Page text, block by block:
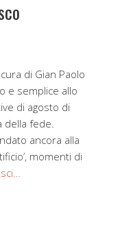
cura di Gian Paolo
e semplice allo
di agosto di
della fede.
ancora alla
momenti di